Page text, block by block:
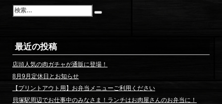
最近の投稿
店頭人気の肉ガチャが通販に登場！
8月9月定休日とお知らせ
【プリントアウト用】お弁当メニューご利用ください
貝塚駅周辺でお仕事中のみなさま！ランチはお肉屋さんのお弁当に！